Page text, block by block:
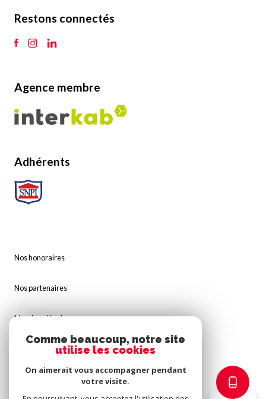
Restons connectés
Agence membre
Adhérents
Nos honoraires
Nos partenaires
Mentions légales
Comme beaucoup, notre site
utilise les cookies
On aimerait vous accompagner pendant
votre visite.